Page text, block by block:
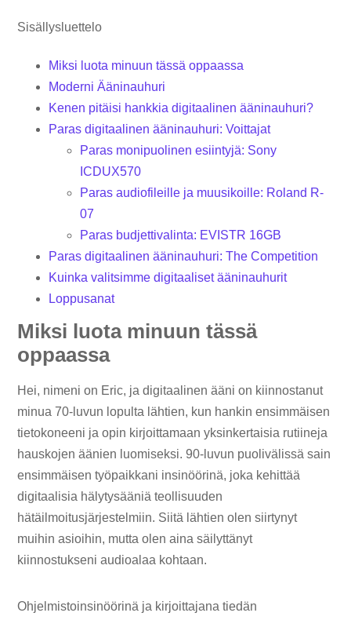
Sisällysluettelo
Miksi luota minuun tässä oppaassa
Moderni Ääninauhuri
Kenen pitäisi hankkia digitaalinen ääninauhuri?
Paras digitaalinen ääninauhuri: Voittajat
Paras monipuolinen esiintyjä: Sony
ICDUX570
Paras audiofileille ja muusikoille: Roland R-
07
Paras budjettivalinta: EVISTR 16GB
Paras digitaalinen ääninauhuri: The Competition
Kuinka valitsimme digitaaliset ääninauhurit
Loppusanat
Miksi luota minuun tässä
oppaassa
Hei, nimeni on Eric, ja digitaalinen ääni on kiinnostanut
minua 70-luvun lopulta lähtien, kun hankin ensimmäisen
tietokoneeni ja opin kirjoittamaan yksinkertaisia ​​rutiineja
hauskojen äänien luomiseksi. 90-luvun puolivälissä sain
ensimmäisen työpaikkani insinöörinä, joka kehittää
digitaalisia hälytysääniä teollisuuden
hätäilmoitusjärjestelmiin. Siitä lähtien olen siirtynyt
muihin asioihin, mutta olen aina säilyttänyt
kiinnostukseni audioalaa kohtaan.
Ohjelmistoinsinöörinä ja kirjoittajana tiedän